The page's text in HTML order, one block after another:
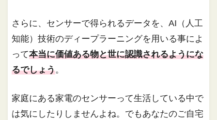
さらに、センサーで得られるデータを、AI（人工
知能）技術のディープラーニングを用いる事によ
って本当に価値ある物と世に認識されるようにな
るでしょう。
家庭にある家電のセンサーって生活している中で
は気にしたりしませんよね。でもあなたのご自宅